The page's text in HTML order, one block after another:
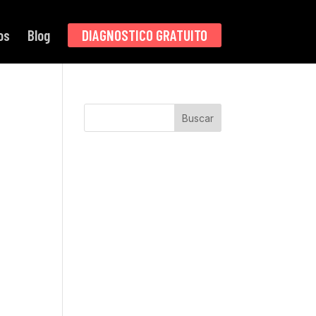
Blog DIAGNOSTICO GRATUITO
Buscar